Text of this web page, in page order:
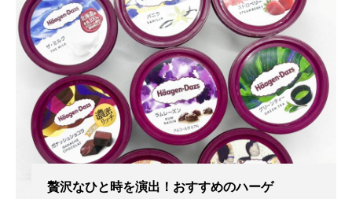
贅沢なひと時を演出！おすすめのハーゲ